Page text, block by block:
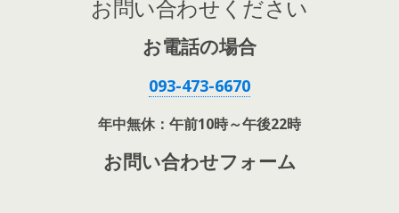
お電話の場合
093-473-6670
年中無休：午前10時～午後22時
お問い合わせフォーム